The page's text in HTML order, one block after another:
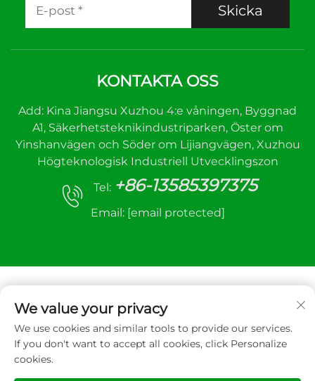
Skicka
KONTAKTA OSS
Add: Kina Jiangsu Xuzhou 4:e våningen, Byggnad
A1, Säkerhetsteknikindustriparken, Öster om
Yinshanvägen och Söder om Lijiangvägen, Xuzhou
Högteknologisk Industriell Utvecklingszon
Tel: +86-13585397375
Email: [email protected]
Upphovsrätt © 2025 Xuzhou sanhe automatic
control equipment Co.,LTD. All rätt reserverad
We value your privacy
We use cookies and similar tools to provide our services.
If you don't want to accept all cookies, click Personalize
cookies.